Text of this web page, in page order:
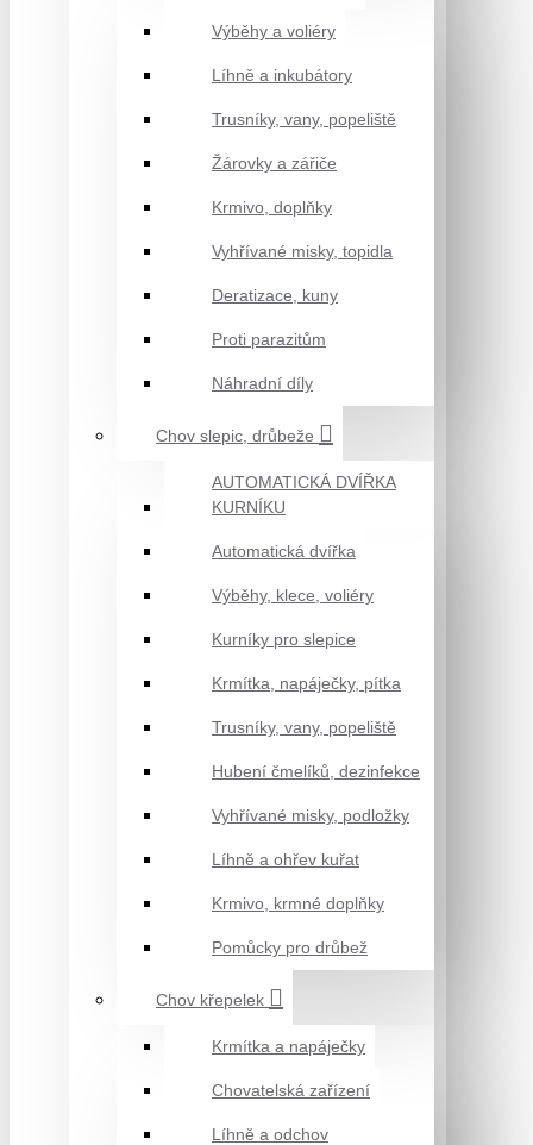
Výběhy a voliéry
Líhně a inkubátory
Trusníky, vany, popeliště
Žárovky a zářiče
Krmivo, doplňky
Vyhřívané misky, topidla
Deratizace, kuny
Proti parazitům
Náhradní díly
Chov slepic, drůbeže
AUTOMATICKÁ DVÍŘKA
KURNÍKU
Automatická dvířka
Výběhy, klece, voliéry
Kurníky pro slepice
Krmítka, napáječky, pítka
Trusníky, vany, popeliště
Hubení čmelíků, dezinfekce
Vyhřívané misky, podložky
Líhně a ohřev kuřat
Krmivo, krmné doplňky
Pomůcky pro drůbež
Chov křepelek
Krmítka a napáječky
Chovatelská zařízení
Líhně a odchov